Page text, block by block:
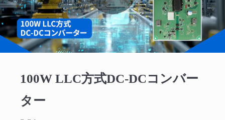
企業情報
採用情報
Play
100W LLC方式DC-DCコンバー
ター